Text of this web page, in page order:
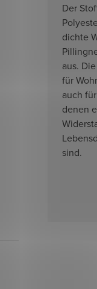
Der
dichte
aus.
für
auch
denen
sind.